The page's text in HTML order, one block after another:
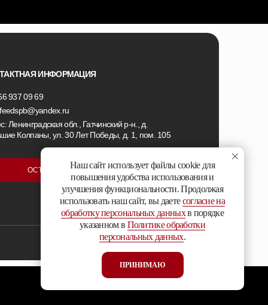
Сайт разработан
937 09 69
Ленинградская обл., Гатчинский р-н., д.
Колпаны, ул. 30 Лет Победы, д. 1, пом. 105
ОСТАВИТЬ ЗАЯВКУ
ИНФОРМАЦИЯ
Наш сайт использует файлы cookie для
повышения удобства использования и
улучшения функциональности. Продолжая
использовать наш сайт, вы даетесогласие на
обработку персональных данныхв порядке
указанном в Политике обработки
персональных данных.
ПРИНИМАЮ